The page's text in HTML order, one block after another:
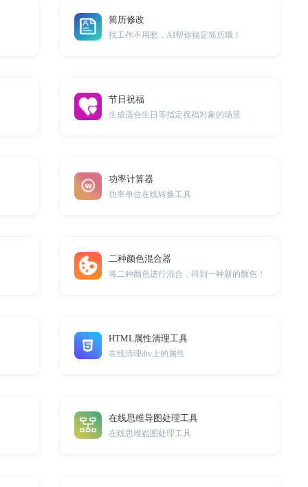
简历修改
找工作不用愁，AI帮你搞定简历哦！
节日祝福
生成适合生日等指定祝福对象的场景
功率计算器
功率单位在线转换工具
二种颜色混合器
将二种颜色进行混合，得到一种新的颜色！
HTML属性清理工具
在线清理div上的属性
在线思维导图处理工具
在线思维盗图处理工具